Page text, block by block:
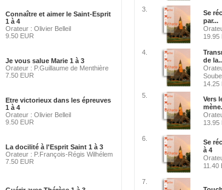
Connaître et aimer le Saint-Esprit
1 à 4
Orateur : Olivier Belleil
9.50 EUR
Je vous salue Marie 1 à 3
Orateur : P.Guillaume de Menthière
7.50 EUR
Etre victorieux dans les épreuves
1 à 4
Orateur : Olivier Belleil
9.50 EUR
La docilité à l'Esprit Saint 1 à 3
Orateur : P.François-Régis Wilhélem
7.50 EUR
3.
Se
par...
19.95
4.
de
14.25
5.
Vers
13.95
6.
Se
à 4
11.40
7.